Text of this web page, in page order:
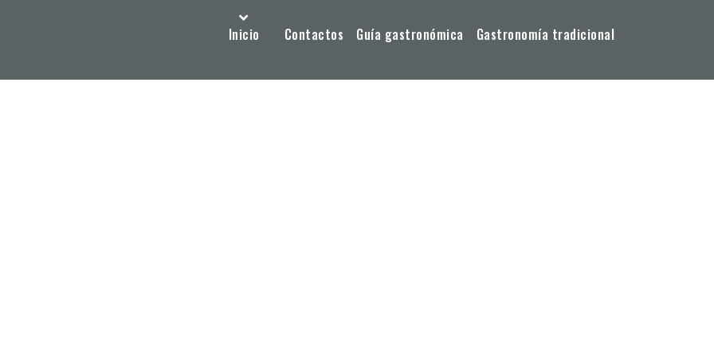
Inicio Contactos Guía gastronómica Gastronomía tradicional